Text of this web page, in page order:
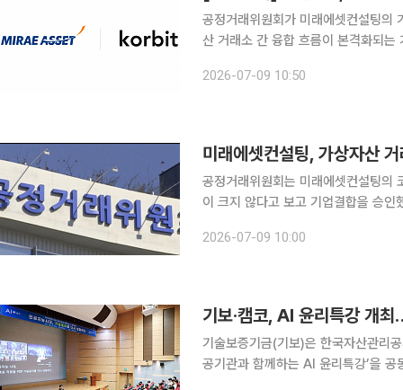
공정거래위원회가 미래에셋컨설팅의
산 거래소 간 융합 흐름이 본격화되
1334억 원에 취득하는 기업결합을
2026-07-09 10:50
공정거래위원회는 미래에셋컨설팅의
이 크지 않다고 보고 기업결합을 승
단 미래에셋 계열회사인 미래에셋컨
2026-07-09 10:00
기보·캠코, AI 윤리특강 개
기술보증기금(기보)은 한국자산관리
공기관과 함께하는 AI 윤리특강’을 공동 개최했다고 9